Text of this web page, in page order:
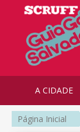
A CIDADE
Página Inicial